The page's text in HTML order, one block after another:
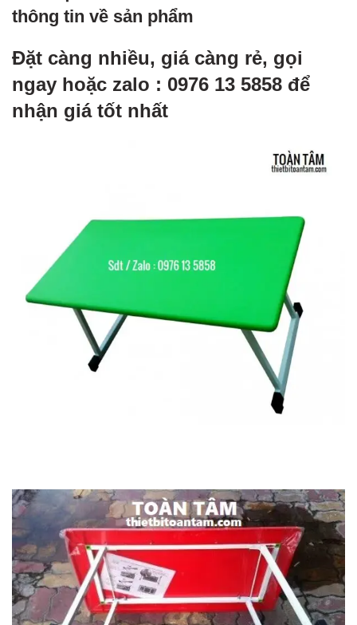
thông tin về sản phẩm
Đặt càng nhiều, giá càng rẻ, gọi
ngay hoặc zalo : 0976 13 5858 để
nhận giá tốt nhất